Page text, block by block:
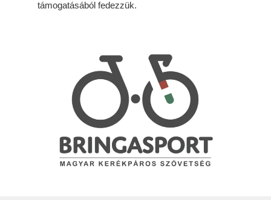
támogatásából fedezzük.